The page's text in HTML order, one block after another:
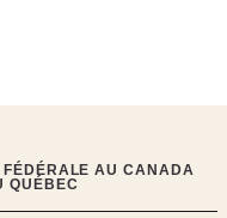
FÉDÉRALE AU CANADA
QUÉBEC